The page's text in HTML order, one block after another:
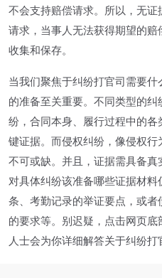
不会支持赔偿请求。所以，无
请求，当事人无法获得期望的
收集和保存。
当我们聚焦于纠纷打官司需要
的准备至关重要。不同类型的
纷，合同本身、履行过程中的
键证据。而侵权纠纷，像侵权
不可或缺。并且，证据需具备
对具体纠纷该准备哪些证据材
条、考勤记录的举证要点，或
的要求等。别迟疑，点击网页
人士会为你详细解答关于纠纷打